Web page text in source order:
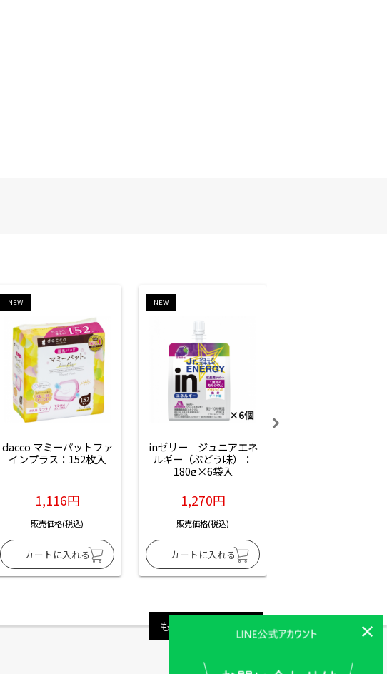
NEW
dacco マミーパットファ
インプラス：152枚入
1,116円
販売価格(税込)
NEW
inゼリー　ジュニアエネ
ルギー（ぶどう味）：
180g×6袋入
1,270円
販売価格(税込)
もっと見る